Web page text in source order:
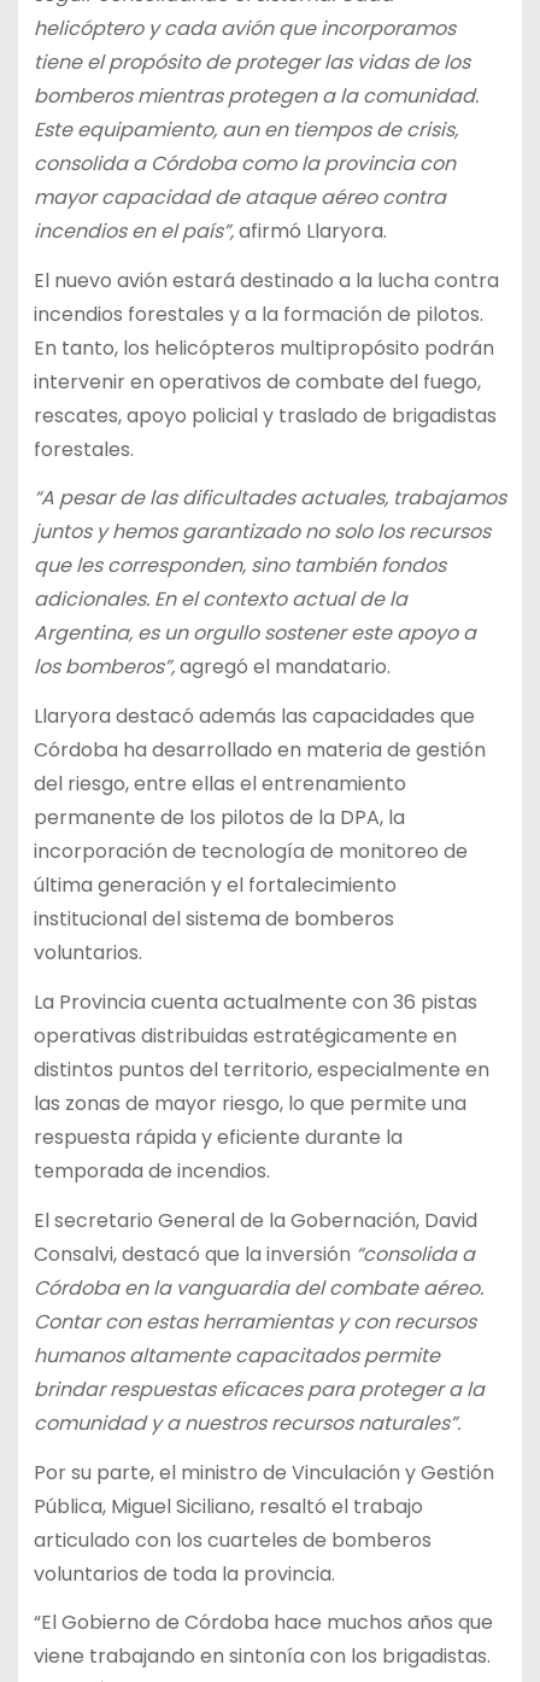
helicóptero y cada avión que incorporamos
tiene el propósito de proteger las vidas de los
bomberos mientras protegen a la comunidad.
Este equipamiento, aun en tiempos de crisis,
consolida a Córdoba como la provincia con
mayor capacidad de ataque aéreo contra
incendios en el país”,afirmó Llaryora.
El nuevo avión estará destinado a la lucha contra
incendios forestales y a la formación de pilotos.
En tanto, los helicópteros multipropósito podrán
intervenir en operativos de combate del fuego,
rescates, apoyo policial y traslado de brigadistas
forestales.
“A pesar de las dificultades actuales, trabajamos
juntos y hemos garantizado no solo los recursos
que les corresponden, sino también fondos
adicionales. En el contexto actual de la
Argentina, es un orgullo sostener este apoyo a
los bomberos”,agregó el mandatario.
Llaryora destacó además las capacidades que
Córdoba ha desarrollado en materia de gestión
del riesgo, entre ellas el entrenamiento
permanente de los pilotos de la DPA, la
incorporación de tecnología de monitoreo de
última generación y el fortalecimiento
institucional del sistema de bomberos
voluntarios.
La Provincia cuenta actualmente con 36 pistas
operativas distribuidas estratégicamente en
distintos puntos del territorio, especialmente en
las zonas de mayor riesgo, lo que permite una
respuesta rápida y eficiente durante la
temporada de incendios.
El secretario General de la Gobernación, David
Consalvi, destacó que la inversión “consolida a
Córdoba en la vanguardia del combate aéreo.
Contar con estas herramientas y con recursos
humanos altamente capacitados permite
brindar respuestas eficaces para proteger a la
comunidad y a nuestros recursos naturales”.
Por su parte, el ministro de Vinculación y Gestión
Pública, Miguel Siciliano, resaltó el trabajo
articulado con los cuarteles de bomberos
voluntarios de toda la provincia.
“El Gobierno de Córdoba hace muchos años que
viene trabajando en sintonía con los brigadistas.